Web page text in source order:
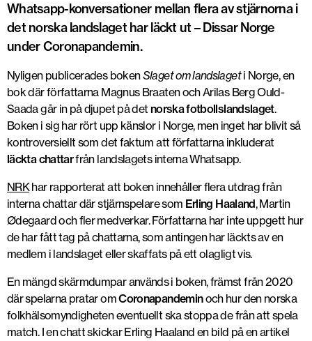
Whatsapp-konversationer mellan flera av stjärnorna i
det norska landslaget har läckt ut – Dissar Norge
under Coronapandemin.
Nyligen publicerades bokenSlaget om landslageti Norge, en
bok där författarna Magnus Braaten och Arilas Berg Ould-
Saada går in på djupet på det norska fotbollslandslaget.
Boken i sig har rört upp känslor i Norge, men inget har blivit så
kontroversiellt som det faktum att författarna inkluderat
läckta chattarfrån landslagets interna Whatsapp.
NRKhar rapporterat att boken innehåller flera utdrag från
interna chattar där stjärnspelare som Erling Haaland, Martin
Ødegaard och fler medverkar. Författarna har inte uppgett hur
de har fått tag på chattarna, som antingen har läckts av en
medlem i landslaget eller skaffats på ett olagligt vis.
En mängd skärmdumpar används i boken, främst från 2020
där spelarna pratar omCoronapandeminoch hur den norska
folkhälsomyndigheten eventuellt ska stoppa de från att spela
match. I en chatt skickar Erling Haaland en bild på en artikel